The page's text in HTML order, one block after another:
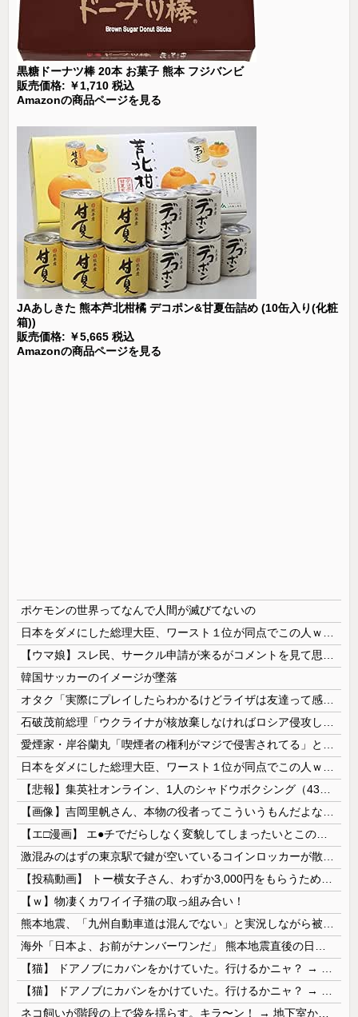
黒糖ドーナツ棒 20本 お菓子 熊本 フジバンビ
販売価格: ￥1,710 税込
Amazonの商品ページを見る
JAあしきた 熊本芦北柑橘 デコポン&甘夏缶詰め (10缶入り(化粧
箱))
販売価格: ￥5,665 税込
Amazonの商品ページを見る
ポケモンの世界ってなんで人間が滅びてないの
韓国サッカーのイメージが墜落
【ｗ】物凄くカワイイ子猫の取っ組み合い！